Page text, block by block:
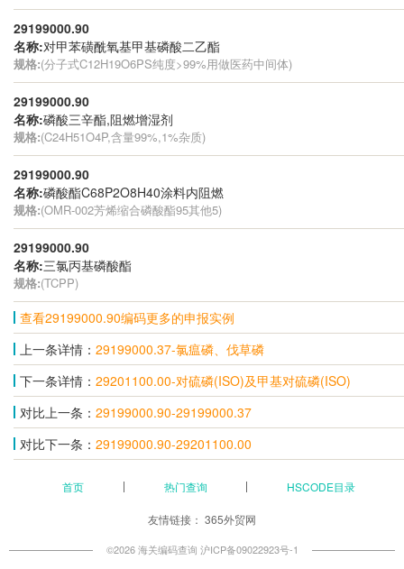
29199000.90
名称:对甲苯磺酰氧基甲基磷酸二乙酯
规格:(分子式C12H19O6PS纯度>99%用做医药中间体)
29199000.90
名称:磷酸三辛酯,阻燃增湿剂
规格:(C24H51O4P,含量99%,1%杂质)
29199000.90
名称:磷酸酯C68P2O8H40涂料内阻燃
规格:(OMR-002芳烯缩合磷酸酯95其他5)
29199000.90
名称:三氯丙基磷酸酯
规格:(TCPP)
查看29199000.90编码更多的申报实例
上一条详情： 29199000.37-氯瘟磷、伐草磷
下一条详情： 29201100.00-对硫磷(ISO)及甲基对硫磷(ISO)
对比上一条： 29199000.90-29199000.37
对比下一条： 29199000.90-29201100.00
首页 热门查询 HSCODE目录
友情链接： 365外贸网
©2026 海关编码查询 沪ICP备09022923号-1